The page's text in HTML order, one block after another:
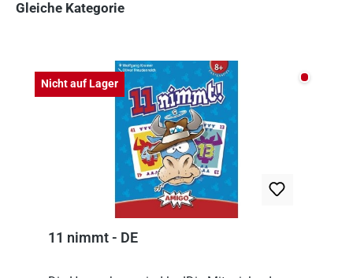
Gleiche Kategorie
Nicht auf Lager Nicht
11 nimmt - DE